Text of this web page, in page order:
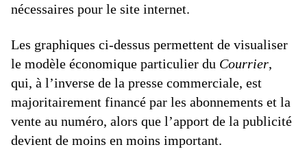
nécessaires pour le site internet.
Les graphiques ci-dessus permettent de visualiser
le modèle économique particulier du Courrier,
qui, à l’inverse de la presse commerciale, est
majoritairement financé par les abonnements et la
vente au numéro, alors que l’apport de la publicité
devient de moins en moins important.